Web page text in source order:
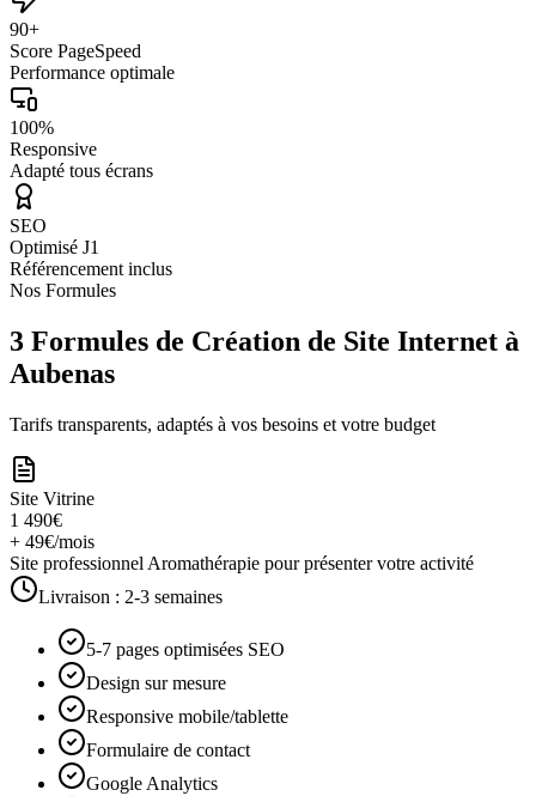
90+
Score PageSpeed
Performance optimale
100%
Responsive
Adapté tous écrans
SEO
Optimisé J1
Référencement inclus
Nos Formules
3 Formules de Création de Site Internet à
Aubenas
Tarifs transparents, adaptés à vos besoins et votre budget
Site Vitrine
1 490€
+ 49€/mois
Site professionnel Aromathérapie pour présenter votre activité
Livraison : 2-3 semaines
5-7 pages optimisées SEO
Design sur mesure
Responsive mobile/tablette
Formulaire de contact
Google Analytics